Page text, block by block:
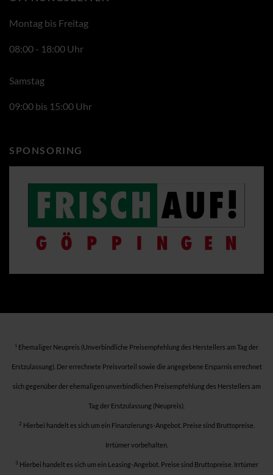
Montag bis Freitag
08:00 - 18:00 Uhr
Samstag
09:00 bis 15:00 Uhr
SPONSORING
1 Ehemaliger Neupreis (Unverbindliche Preisempfehlung des Herstellers am Tag der
Erstzulassung). Der errechnete Preisvorteil sowie die angegebene Ersparnis errechnet
sich gegenüber der ehemaligen unverbindlichen Preisempfehlung des Herstellers am
Tag der Erstzulassung (Neupreis).
2 Hierbei handelt es sich um ein Finanzierungs-Angebot. Preise sind Bruttopreise.
Irrtümer vorbehalten.
3 Hierbei handelt es sich um ein Leasing-Angebot. Preise sind Bruttopreise. Irrtümer